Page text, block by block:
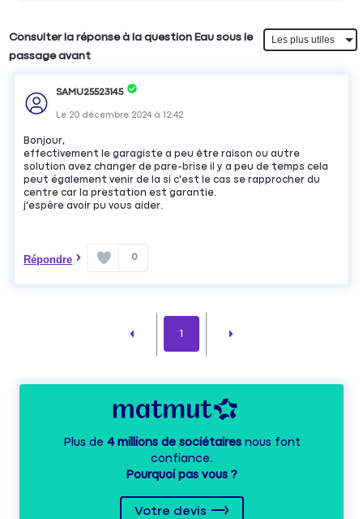
Consulter la réponse à la question Eau sous le
passage avant
SAMU25523145
Le 20 décembre 2024 à12:42
Bonjour,
effectivement le garagiste a peu être raison ou autre
solution avez changer de pare-brise il y a peu de temps cela
peut également venir de la si c'est le cas se rapprocher du
centre car la prestation est garantie.
j'espère avoir pu vous aider.
Répondre 0
1
Plus de 4 millions de sociétairesnous font
confiance.
Pourquoi pas vous ?
Votre devis